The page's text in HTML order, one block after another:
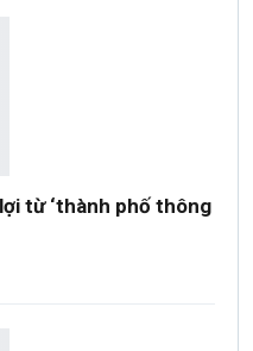
từ ‘thành phố thông